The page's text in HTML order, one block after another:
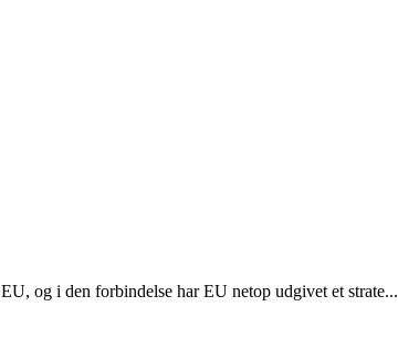
og i den forbindelse har EU netop udgivet et strate...